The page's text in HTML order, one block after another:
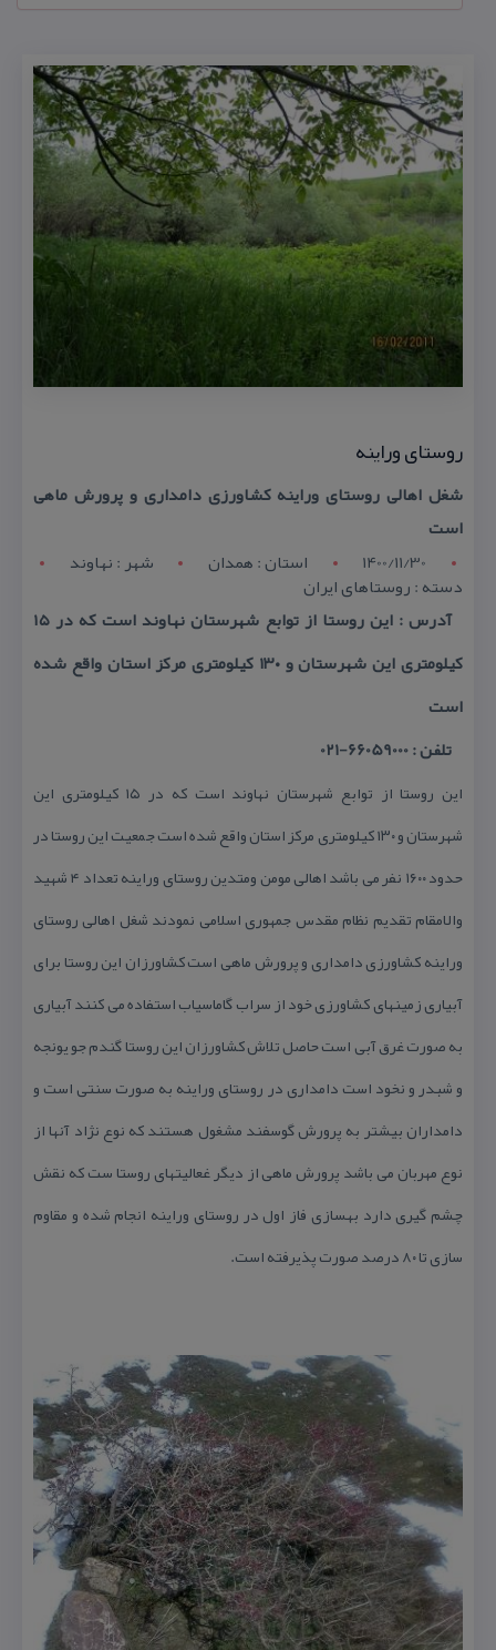
روستای وراینه
شغل اهالی روستای وراینه كشاورزی دامداری و پرورش ماهی
است
1400/11/30
استان : همدان شهر : نهاوند
دسته : روستاهای ایران
آدرس : این روستا از توابع شهرستان نهاوند است كه در ۱۵
كیلومتری این شهرستان و ۱۳۰ كیلومتری مركز استان واقع شده
است
تلفن : 66059000-021
این روستا از توابع شهرستان نهاوند است كه در ۱۵ كیلومتری این
شهرستان و ۱۳۰ كیلومتری مركز استان واقع شده است جمعیت این روستا در
حدود ۱۶۰۰ نفر می باشد اهالی مومن ومتدین روستای وراینه تعداد ۴ شهید
والامقام تقدیم نظام مقدس جمهوری اسلامی نمودند شغل اهالی روستای
وراینه كشاورزی دامداری و پرورش ماهی است كشاورزان این روستا برای
آبیاری زمینهای كشاورزی خود از سراب گاماسیاب استفاده می كنند آبیاری
به صورت غرق آبی است حاصل تلاش كشاورزان این روستا گندم جو یونجه
و شبدر و نخود است دامداری در روستای وراینه به صورت سنتی است و
دامداران بیشتر به پرورش گوسفند مشغول هستند كه نوع نژاد آنها از
نوع مهربان می باشد پرورش ماهی از دیگر غعالیتهای روستا ست كه نقش
چشم گیری دارد بهسازی فاز اول در روستای وراینه انجام شده و مقاوم
سازی تا ۸۰ درصد صورت پذیرفته است.